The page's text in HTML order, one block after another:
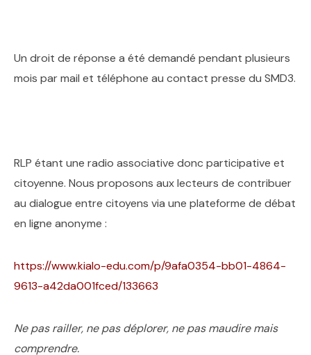
Un droit de réponse a été demandé pendant plusieurs
mois par mail et téléphone au contact presse du SMD3.
RLP étant une radio associative donc participative et
citoyenne. Nous proposons aux lecteurs de contribuer
au dialogue entre citoyens via une plateforme de débat
en ligne anonyme :
https://www.kialo-edu.com/p/9afa0354-bb01-4864-
9613-a42da001fced/133663
Ne pas railler, ne pas déplorer, ne pas maudire mais
comprendre.